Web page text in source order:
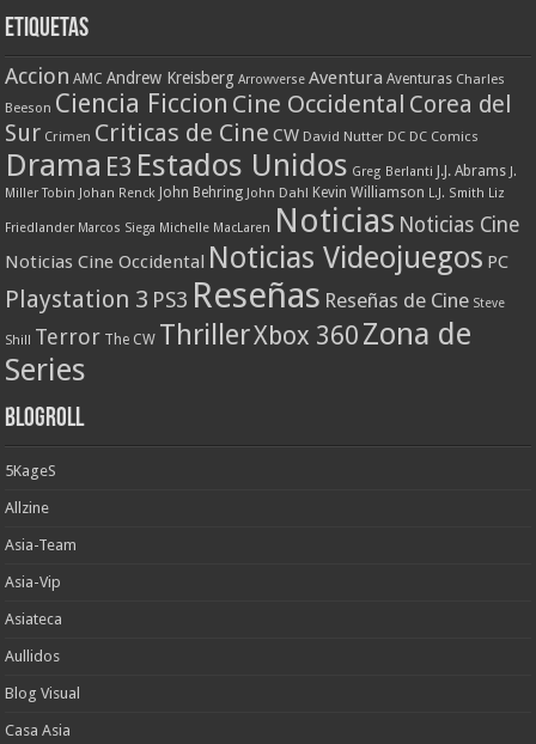
Etiquetas
Accion AMC Andrew Kreisberg Arrowverse Aventura Aventuras Charles
Beeson Ciencia Ficcion Cine Occidental Corea del
Sur Crimen Criticas de Cine CW David Nutter DC DC Comics
Drama E3 Estados Unidos Greg Berlanti J.J. Abrams J.
Miller Tobin Johan Renck John Behring John Dahl Kevin Williamson L.J. Smith Liz
Friedlander Marcos Siega Michelle MacLaren Noticias Noticias Cine
Noticias Cine Occidental Noticias Videojuegos PC
Playstation 3 PS3 Reseñas Reseñas de Cine Steve
Shill Terror The CW ThrillerXbox 360 Zona de
Series
Blogroll
5KageS
Allzine
Asia-Team
Asia-Vip
Asiateca
Aullidos
Blog Visual
Casa Asia